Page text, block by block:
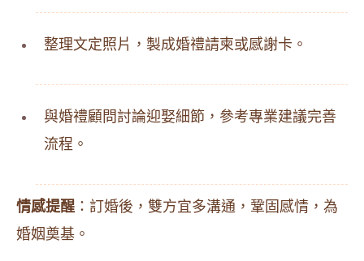
整理文定照片，製成婚禮請柬或感謝卡。
與婚禮顧問討論迎娶細節，參考專業建議完善
流程。
情感提醒 ：訂婚後，雙方宜多溝通，鞏固感情，為
婚姻奠基。